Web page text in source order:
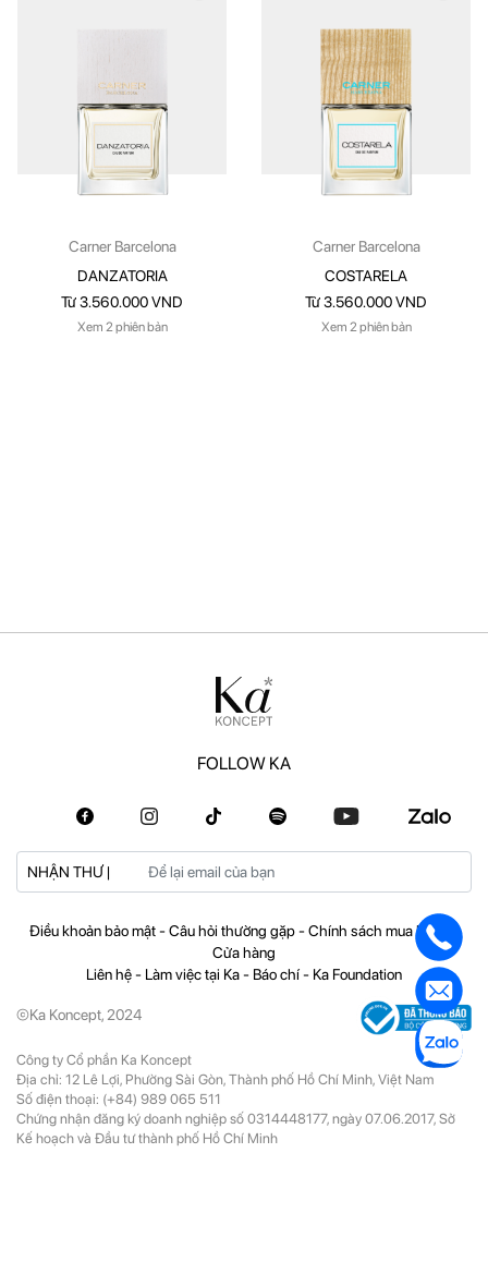
Carner Barcelona
DANZATORIA
Từ 3.560.000 VND
Xem 2 phiên bản
Carner Barcelona
COSTARELA
Từ 3.560.000 VND
Xem 2 phiên bản
FOLLOW KA
NHẬN THƯ |
Điều khoản bảo mật-Câu hỏi thường gặp-Chính sách mua hàng
Cửa hàng
Liên hệ- Làm việc tại Ka- Báo chí- Ka Foundation
©Ka Koncept, 2024
Công ty Cổ phần Ka Koncept
Địa chỉ: 12 Lê Lợi, Phường Sài Gòn, Thành phố Hồ Chí Minh, Việt Nam
Số điện thoại: (+84) 989 065 511
Chứng nhận đăng ký doanh nghiệp số 0314448177, ngày 07.06.2017, Sở
Kế hoạch và Đầu tư thành phố Hồ Chí Minh